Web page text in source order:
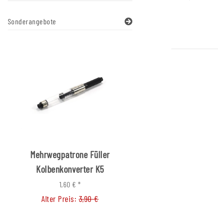
Sonderangebote
Mehrwegpatrone Füller
Kolbenkonverter K5
1,60 € *
Alter Preis:3,90 €